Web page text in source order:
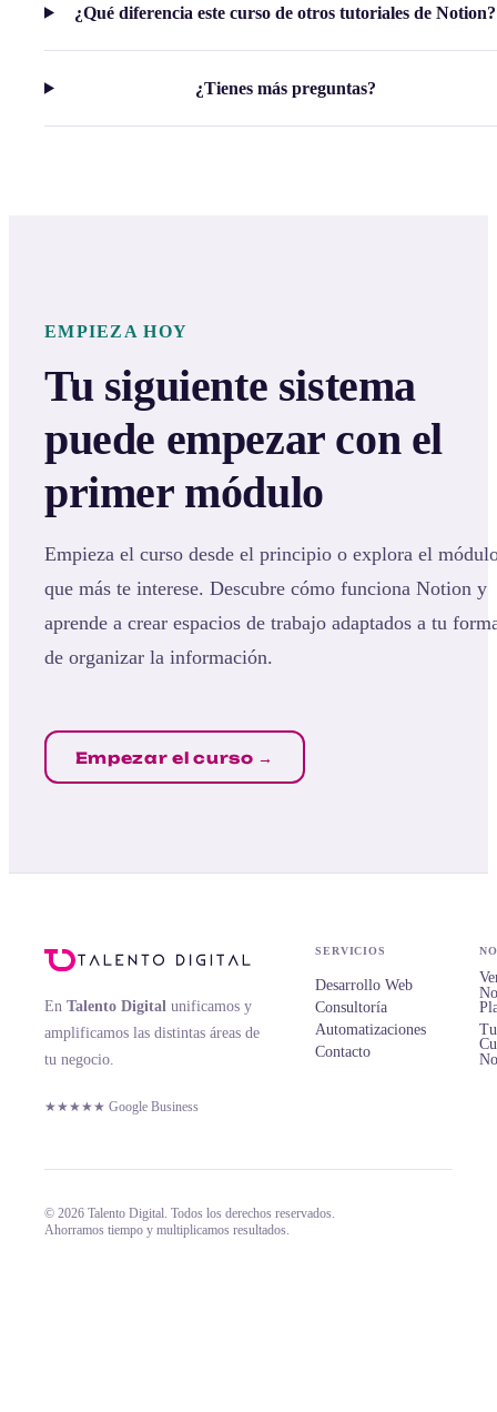
¿Qué diferencia este curso de otros tutoriales de Notion?
¿Tienes más preguntas?
EMPIEZA HOY
Tu siguiente sistema
puede empezar con el
primer módulo
Empieza el curso desde el principio o explora el
que más te interese. Descubre cómo funciona Notion y
aprende a crear espacios de trabajo adaptados a tu
de organizar la información.
Empezar el curso →
En Talento Digital unificamos y
amplificamos las distintas áreas de
tu negocio.
★★★★★ Google Business
SERVICIOS
Desarrollo Web
Consultoría
Automatizaciones
Contacto
© 2026 Talento Digital. Todos los derechos reservados.
Ahorramos tiempo y multiplicamos resultados.